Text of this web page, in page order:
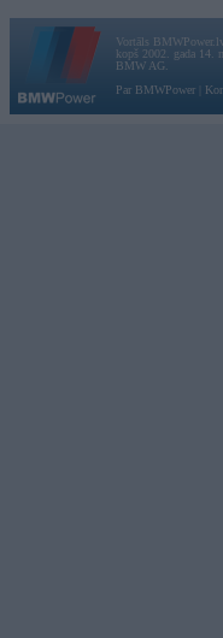
Vortāls
kopš 2002. gada 14.
BMW AG.
Par BMWPower